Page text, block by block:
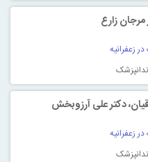
مرجان زارع
زعفرانیه
دکتر علی آرزوبخش
زعفرانیه